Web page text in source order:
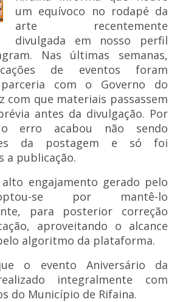
um equívoco no rodapé da
arte recentemente
divulgada em nosso perfil
Nas últimas semanas,
de eventos foram
com o Governo do
com que materiais passassem
antes da divulgação. Por
erro acabou não sendo
da postagem e só foi
a publicação.
engajamento gerado pelo
se por mantê-lo
para posterior correção
aproveitando o alcance
algoritmo da plataforma.
o evento Aniversário da
integralmente com
do Município de Rifaina.